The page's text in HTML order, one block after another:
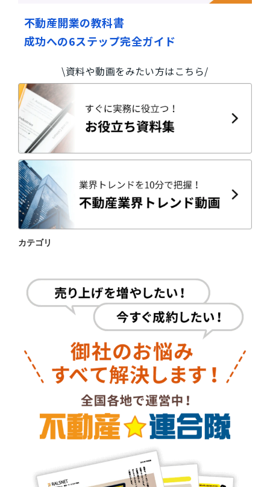
不動産開業の教科書
成功への6ステップ完全ガイド
\資料や動画をみたい方はこちら/
カテゴリ